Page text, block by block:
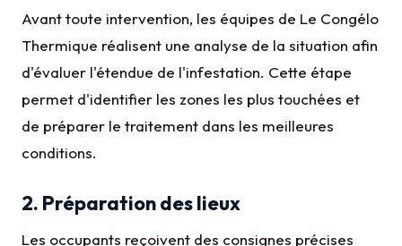
Avant toute intervention, les équipes de Le Congélo
Thermique réalisent une analyse de la situation afin
d'évaluer l'étendue de l'infestation. Cette étape
permet d'identifier les zones les plus touchées et
de préparer le traitement dans les meilleures
conditions.
2. Préparation des lieux
Les occupants reçoivent des consignes précises